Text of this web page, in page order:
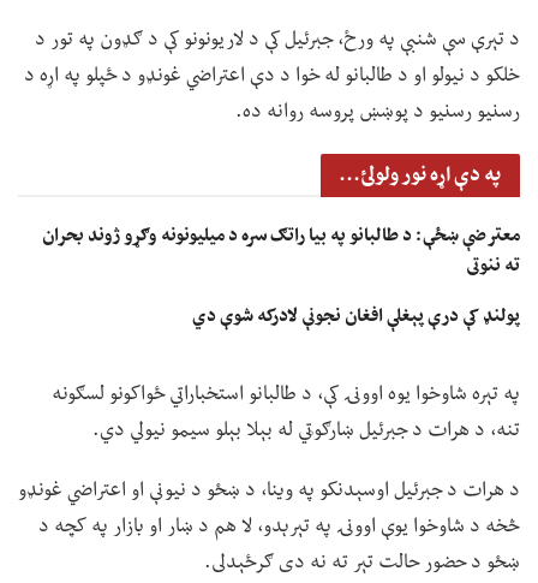
د تېرې سې شنبې په ورځ، جبرئیل کې د لاریونونو کې د ګډون په تور د
خلکو د نیولو او د طالبانو له خوا د دې اعتراضي غونډو د ځپلو په اړه د
رسنیو رسنیو د پوښښ پروسه روانه ده.
په دې اړه نور ولولئ...
معترضې ښځې: د طالبانو په بیا راتګ سره د میلیونونه وګړو ژوند بحران
ته ننوتی
پولنډ کې درې پېغلې افغان نجونې لادرکه شوې دي
په تېره شاوخوا یوه اوونۍ کې، د طالبانو استخباراتي ځواکونو لسګونه
تنه، د هرات د جبرئیل ښارګوټي له بېلا بېلو سیمو نیولي دي.
د هرات د جبرئیل اوسېدنکو په وینا، د ښځو د نیونې او اعتراضي غونډو
څخه د شاوخوا یوې اوونۍ په تېرېدو، لا هم د ښار او بازار په کچه د
ښځو د حضور حالت تېر ته نه دی ګرځېدلی.